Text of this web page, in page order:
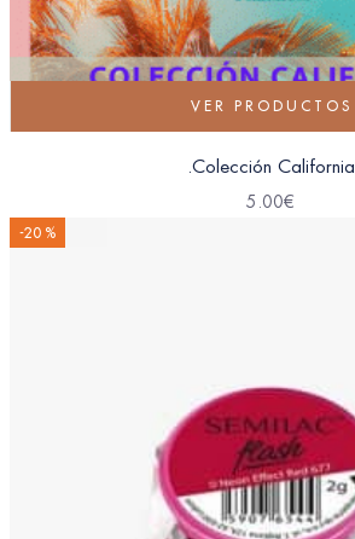
VER PRODUCTOS
.Colección California
5.00€
-20 %